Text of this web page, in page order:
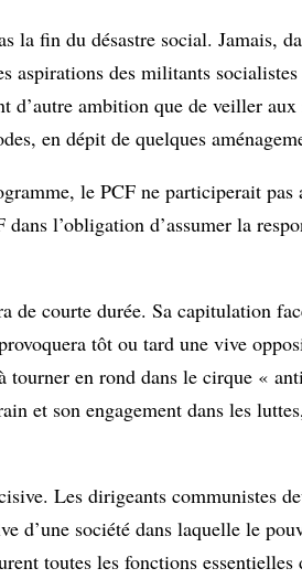
la fin du désastre social. Jamais,
aspirations des militants
d’autre ambition que de veiller
en dépit de quelques
le PCF ne participerait
l’obligation d’assumer la
courte durée. Sa capitulation
tôt ou tard une vive
en rond dans le cirque «
et son engagement dans les
Les dirigeants communistes
société dans laquelle le
toutes les fonctions